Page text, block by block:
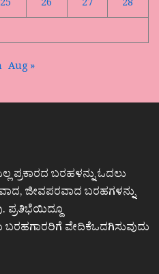
25 26 27
28
Aug »
ಪ್ರಕಾರದ ಬರಹಳನ್ನು ಓದಲು
ಜೀವಪರವಾದ ಬರಹಗಳನ್ನು
ಪ್ರತಿಭೆಯಿದ್ದೂ
ವೇದಿಕೆಒದಗಿಸುವುದು